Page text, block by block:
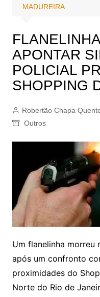
MADUREIRA
APONTAR
POLICIAL
SHOPPING
Robertão Chapa
Outros
Um flanelinha morreu
após um confronto
proximidades do
Norte do Rio de